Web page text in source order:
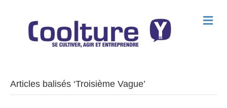
M
e
Articles balisés ‘Troisième Vague’